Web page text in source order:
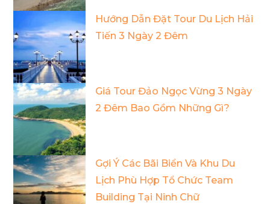
Hướng Dẫn Đặt Tour Du Lịch Hải
Tiến 3 Ngày 2 Đêm
Giá Tour Đảo Ngọc Vừng 3 Ngày
2 Đêm Bao Gồm Những Gì?
Gợi Ý Các Bãi Biển Và Khu Du
Lịch Phù Hợp Tổ Chức Team
Building Tại Ninh Chữ